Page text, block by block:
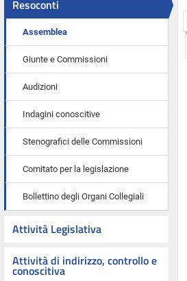
Resoconti
Assemblea
Giunte e Commissioni
Audizioni
Indagini conoscitive
Stenografici delle Commissioni
Comitato per la legislazione
Bollettino degli Organi Collegiali
Attività Legislativa
Attività di indirizzo, controllo e
conoscitiva